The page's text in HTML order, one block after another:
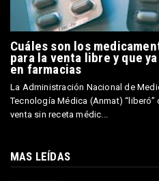
Cuáles son los
para la venta libre y que
en farmacias
La Administración Nacional de
Tecnología Médica (Anmat)
venta sin receta médic...
MAS LEÍDAS